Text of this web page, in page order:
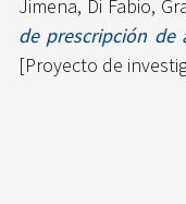
Jimena, Di Fabio,
de prescripción de
[Proyecto de